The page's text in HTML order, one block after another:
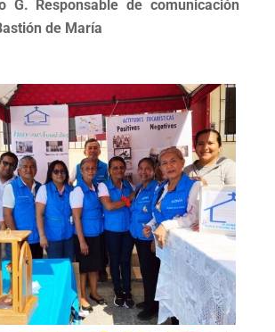
G. Responsable de comunicación
de María